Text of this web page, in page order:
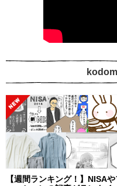
【週間ランキング！】NISAや